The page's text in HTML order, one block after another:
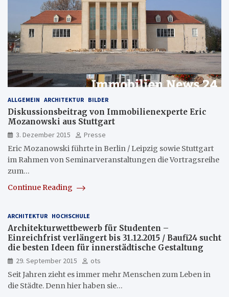
ALLGEMEIN ARCHITEKTUR BILDER
Diskussionsbeitrag von Immobilienexperte Eric
Mozanowski aus Stuttgart
3. Dezember 2015
Presse
Eric Mozanowski führte in Berlin / Leipzig sowie Stuttgart
im Rahmen von Seminarveranstaltungen die Vortragsreihe
zum…
Continue Reading
ARCHITEKTUR HOCHSCHULE
Architekturwettbewerb für Studenten –
Einreichfrist verlängert bis 31.12.2015 / Baufi24 sucht
die besten Ideen für innerstädtische Gestaltung
29. September 2015
ots
Seit Jahren zieht es immer mehr Menschen zum Leben in
die Städte. Denn hier haben sie…